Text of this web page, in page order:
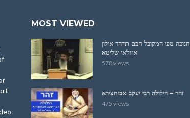
MOST VIEWED
חנוכה מפי המקובל חכם תדהר אילון
אזולאי שליטא
578 views
זהר – הילולה רבי יעקב אבוחצירא
475 views